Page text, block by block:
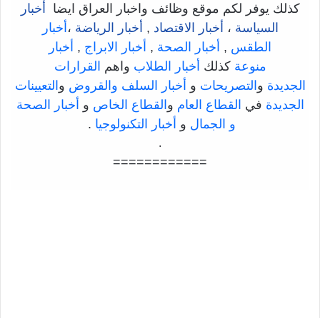
كذلك يوفر لكم موقع وظائف واخبار العراق ايضا
أخبار
السياسة ، أخبار الاقتصاد , أخبار الرياضة ، أخبار
الطقس , أخبار الصحة , أخبار الابراج , أخبار
منوعة كذلك أخبار الطلاب واهم القرارات
الجديدة و التصريحات و أخبار السلف والقروض و التعيينات
الجديدة في القطاع العام و القطاع الخاص و أخبار الصحة
و الجمال و أخبار التكنولوجيا .
.
============